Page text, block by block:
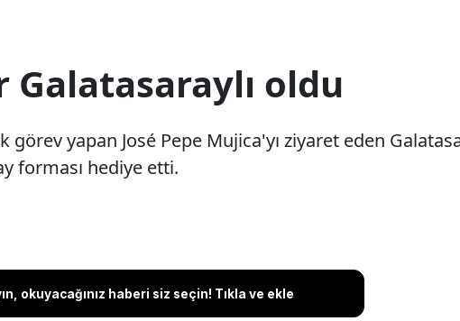
oldu
görev yapan José Pepe Mujica'yı ziyaret eden
forması hediye etti.
okuyacağınız haberi siz seçin! Tıkla ve ekle